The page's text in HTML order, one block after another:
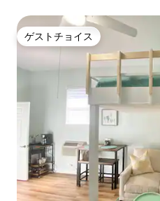
ゲストチョイス
ゲストチョイス